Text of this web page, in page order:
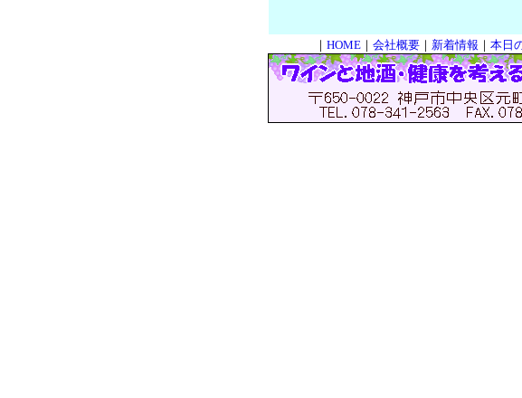
平
｜ HOME｜ 会社概要｜ 新着情報 ｜ 本日